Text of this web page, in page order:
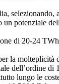
selezionando,
potenziale
di 20-24
la
dell’ordine
lungo le